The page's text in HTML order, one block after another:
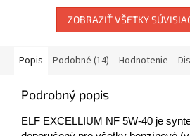
ZOBRAZIŤ VŠETKY
Popis Podobné (14) Hodnotenie
Podrobný popis
ELF EXCELLIUM NF 5W-40 je